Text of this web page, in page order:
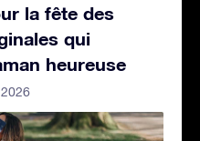
la fête des
qui
heureuse